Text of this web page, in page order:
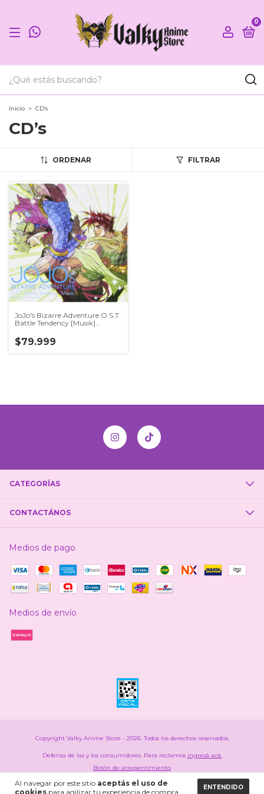
0
Al navegar por este sitio aceptás el uso de
cookies para agilizar tu experiencia de compra.
ENTENDIDO
Inicio > CD’s
CD’s
ORDENAR FILTRAR
JoJo's Bizarre Adventure O.S.T
Battle Tendency [Musik]
$79.999
CATEGORÍAS
CONTACTÁNOS
Medios de pago
Medios de envío
Copyright Valky Anime Store - 2026. Todos los derechos reservados.
Defensa de las y los consumidores. Para reclamos ingresá acá.
Botón de arrepentimiento